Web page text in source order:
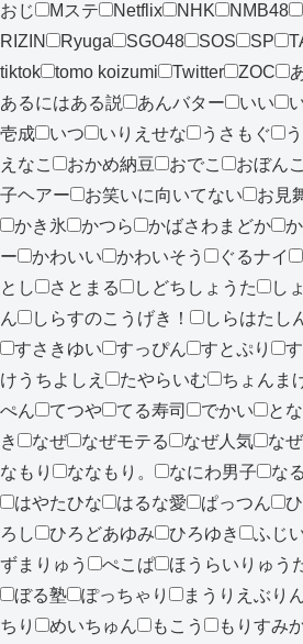
おじ
Mステ Netflix NHK NMB48
RIZIN
Ryuga SGO48 SOS SP
tiktok
tomo koizumi Twitter ZOC
あるにはある説
あんバター いい
壱成
いつ いりえせな うさもぐ
えなこ
おかめ納豆 おでこ おぼん
子ヘアー
お笑いに向いてない お見
かき氷
かつら かばさわまどか
ー
かわいい かわいそう ぐるナイ
とし
さとまる しどちしょうた し
ん
しらすのこうげき！ しらはたし
すさきゆい
すっぴん すとぷり
けうちよしえ
たやらいむ ちょんま
ぺん
てつや てる寿司 でかい と
き
なぜ なぜモテる なぜ人気 な
なもり
ななもり。 なにわ男子 な
はやたひな
はるな愛 ぱっつん
ろし
ひろどあゆみ ひろゆき ふじ
ずまりゅう
ぺこぱ ほうらいりゅう
ぼる塾
ぽっちゃり まうりえぶり
ちり
めいちゅん もこう もりすみ